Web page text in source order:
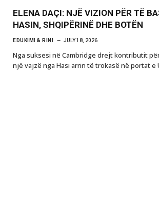
ELENA DAÇI: NJË VIZION PËR TË
HASIN, SHQIPËRINË DHE BOTËN
EDUKIMI & RINI JULY 18, 2026
Nga suksesi në Cambridge drejt kontributit
një vajzë nga Hasi arrin të trokasë në portat